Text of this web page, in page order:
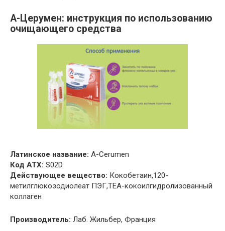
А-Церумен: инструкция по использованию
очищающего средства
Латинское название: A-Cerumen
Код АТХ: S02D
Действующее вещество: Кокобетаин,120-
метилглюкозодиолеат ПЭГ,ТЕА-кокоилгидролизованный
коллаген
Производитель: Лаб. Жильбер, Франция